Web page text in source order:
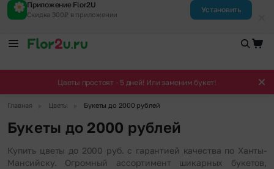
Приложение Flor2U
Скидка 300₽ в приложении
Установить
Цветы простоят - 5 дней! Или заменим букет!
Главная Цветы Букеты до 2000 рублей
Букеты до 2000 рублей
Купить цветы до 2000 руб. с гарантией качества по Ханты-
Мансийску. Огромный ассортимент шикарных букетов,